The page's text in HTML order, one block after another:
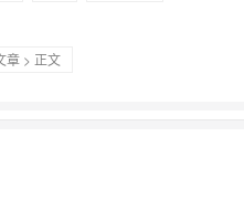
章 > 正文